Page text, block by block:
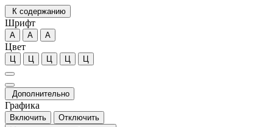
К содержанию
Шрифт
А А А
Цвет
Ц Ц Ц Ц Ц
Дополнительно
Графика
Включить
Отключить